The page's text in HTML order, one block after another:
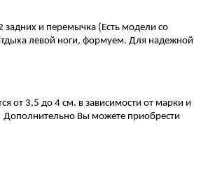
задних и перемычка (Есть модели со
левой ноги, формуем. Для надежной
от 3,5 до 4 см. в зависимости от марки и
Дополнительно Вы можете приобрести